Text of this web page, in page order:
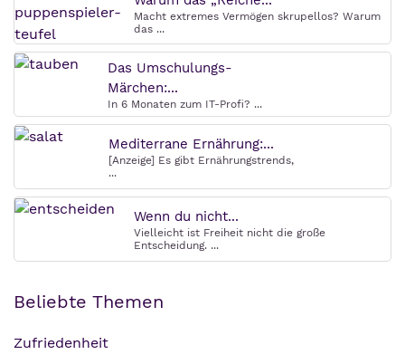
Macht extremes Vermögen skrupellos? Warum
das ...
Das Umschulungs-
Märchen:...
In 6 Monaten zum IT-Profi? ...
Mediterrane Ernährung:...
[Anzeige] Es gibt Ernährungstrends,
...
Wenn du nicht...
Vielleicht ist Freiheit nicht die große
Entscheidung. ...
Beliebte Themen
Zufriedenheit